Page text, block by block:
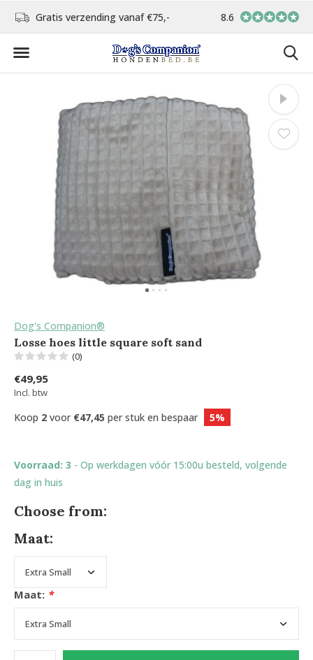
Gratis verzending vanaf €75,- In eigen atelier
8.6
Dog's Companion®
Losse hoes little square soft sand
(0)
€49,95
Incl. btw
Koop 2 voor €47,45 per stuk en bespaar 5%
Voorraad: 3 - Op werkdagen vóór 15:00u besteld, volgende
dag in huis
Choose from:
Maat:
Maat: *